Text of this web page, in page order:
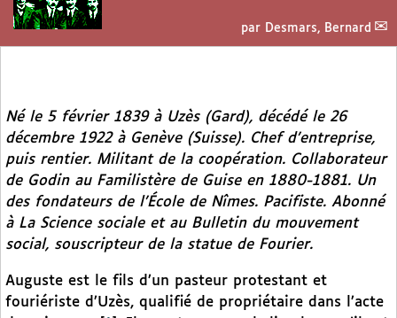
par Desmars, Bernard
Né le 5 février 1839 à Uzès (Gard), décédé le 26
décembre 1922 à Genève (Suisse). Chef d’entreprise,
puis rentier. Militant de la coopération. Collaborateur
de Godin au Familistère de Guise en 1880-1881. Un
des fondateurs de l’École de Nîmes. Pacifiste. Abonné
à La Science socialeet au Bulletin du mouvement
social, souscripteur de la statue de Fourier.
Auguste est le fils d’un pasteur protestant et
fouriériste d’Uzès, qualifié de propriétaire dans l’acte